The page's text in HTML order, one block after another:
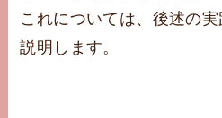
これについては、後述の
説明します。